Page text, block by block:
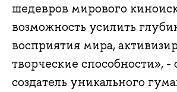
шедевров мирового
возможность усилить
восприятия мира,
творческие способности», -
создатель уникального